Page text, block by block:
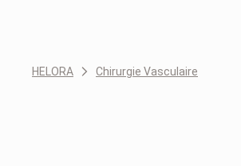
HELORA Chirurgie Vasculaire